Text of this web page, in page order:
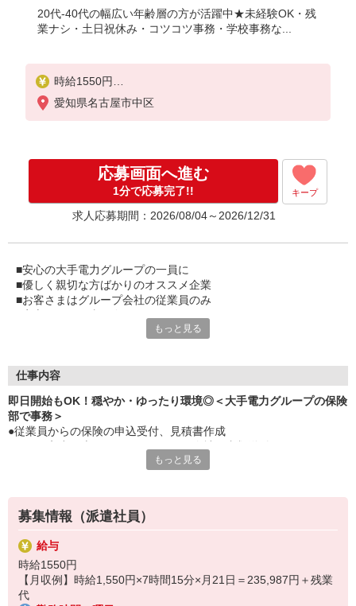
20代-40代の幅広い年齢層の方が活躍中★未経験OK・残
業ナシ・土日祝休み・コツコツ事務・学校事務な...
時給1550円
【月収例】時給1,550円×7時間15分×月21日＝235,98
7円＋残業代
愛知県名古屋市中区
応募画面へ進む
1分で応募完了!! キープ
求人応募期間：2026/08/04～2026/12/31
■安心の大手電力グループの一員に
■優しく親切な方ばかりのオススメ企業
■お客さまはグループ会社の従業員のみ
■同業務でテンプの仲間が就業されていて、派遣が初めての方で
■栄駅すぐで通勤便利です
もっと見る
仕事内容
即日開始もOK！穏やか・ゆったり環境◎＜大手電力グループの保険
部で事務＞
●従業員からの保険の申込受付、見積書作成
●保険料金の計上、入金のチェック、精算処理
※増員！チームでお仕事
◎流れが決まっているので、慣れたらルーチンです
もっと見る
募集情報（派遣社員）
給与
時給1550円
【月収例】時給1,550円×7時間15分×月21日＝235,987円＋残業
代